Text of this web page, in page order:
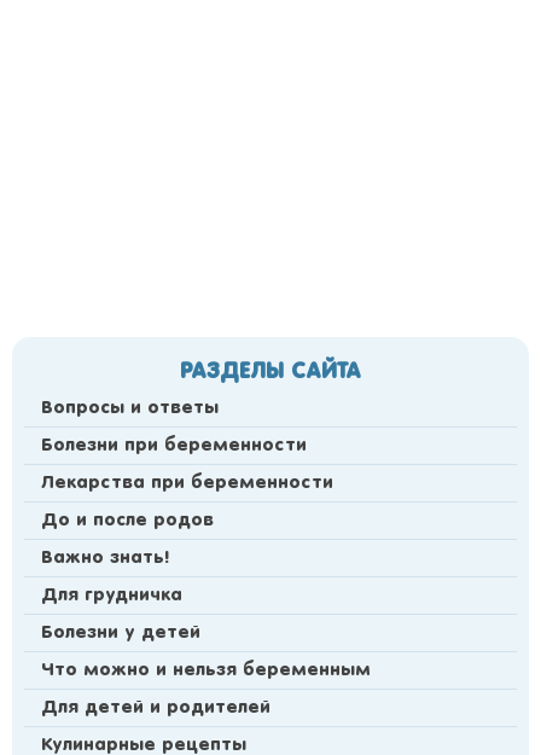
РАЗДЕЛЫ САЙТА
Вопросы и ответы
Болезни при беременности
Лекарства при беременности
До и после родов
Важно знать!
Для грудничка
Болезни у детей
Что можно и нельзя беременным
Для детей и родителей
Кулинарные рецепты